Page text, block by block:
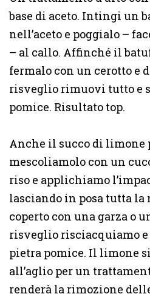
base di aceto. Intingi un
nell’aceto e poggialo –
– al callo. Affinché il
fermalo con un cerotto e
risveglio rimuovi tutto e
pomice. Risultato top.
Anche il succo di limone
mescoliamolo con un
riso e applichiamo
lasciando in posa tutta la
coperto con una garza o
risveglio risciacquiamo
pietra pomice. Il limone
all’aglio per un
renderà la rimozione